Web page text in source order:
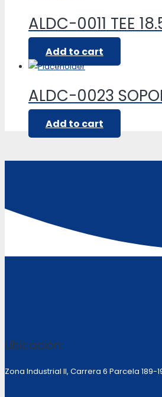
ALDC-0011 TEE
Add to cart
ALDC-0023
Add to cart
Ubicación:
Zona Industrial II, Carrera 6 Parcela